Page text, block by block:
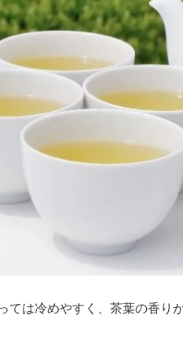
ては冷めやすく、茶葉の香り